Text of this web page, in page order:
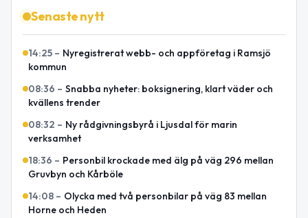
Senaste nytt
14:25 – Nyregistrerat webb- och appföretag i Ramsjö
kommun
08:36 – Snabba nyheter: boksignering, klart väder och
kvällens trender
08:32 – Ny rådgivningsbyrå i Ljusdal för marin
verksamhet
18:36 – Personbil krockade med älg på väg 296 mellan
Gruvbyn och Kårböle
14:08 – Olycka med två personbilar på väg 83 mellan
Horne och Heden